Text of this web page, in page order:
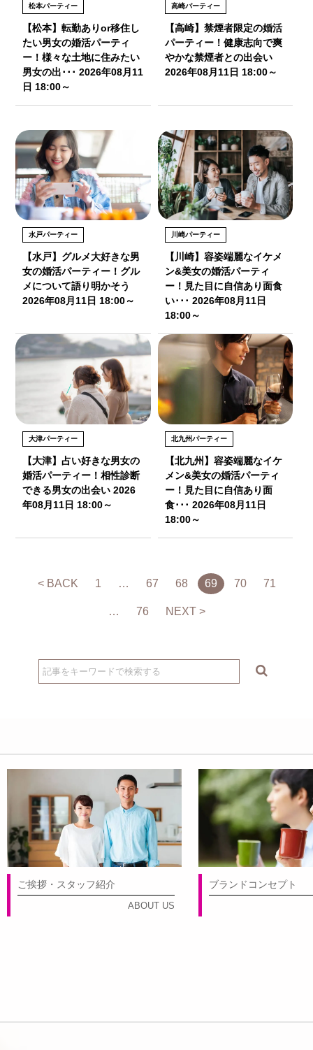
松本パーティー
【松本】転勤ありor移住し
たい男女の婚活パーティ
ー！様々な土地に住みたい
男女の出･･･ 2026年08月11
日 18:00～
高崎パーティー
【高崎】禁煙者限定の婚活
パーティー！健康志向で爽
やかな禁煙者との出会い
2026年08月11日 18:00～
水戸パーティー
【水戸】グルメ大好きな男
女の婚活パーティー！グル
メについて語り明かそう
2026年08月11日 18:00～
川崎パーティー
【川崎】容姿端麗なイケメ
ン&美女の婚活パーティ
ー！見た目に自信あり面食
い･･･ 2026年08月11日
18:00～
大津パーティー
【大津】占い好きな男女の
婚活パーティー！相性診断
できる男女の出会い 2026
年08月11日 18:00～
北九州パーティー
【北九州】容姿端麗なイケ
メン&美女の婚活パーティ
ー！見た目に自信あり面
食･･･ 2026年08月11日
18:00～
< BACK 1 … 67 68 69 70 71
… 76 NEXT >
ご挨拶・スタッフ紹介
ABOUT US
ブランドコンセプト